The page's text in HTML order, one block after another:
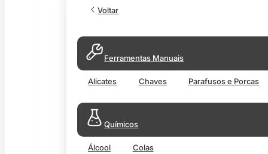
Voltar
Ferramentas Manuais
Alicates Chaves Parafusos e Porcas
Químicos
Álcool Colas